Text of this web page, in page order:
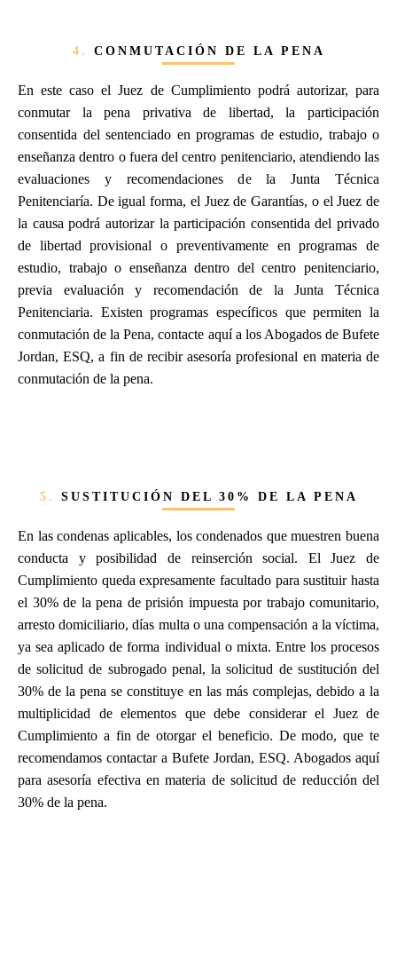
4. CONMUTACIÓN DE LA PENA
En este caso el Juez de Cumplimiento podrá autorizar, para
conmutar la pena privativa de libertad, la participación
consentida del sentenciado en programas de estudio, trabajo o
enseñanza dentro o fuera del centro penitenciario, atendiendo las
evaluaciones y recomendaciones de la Junta Técnica
Penitenciaría. De igual forma, el Juez de Garantías, o el Juez de
la causa podrá autorizar la participación consentida del privado
de libertad provisional o preventivamente en programas de
estudio, trabajo o enseñanza dentro del centro penitenciario,
previa evaluación y recomendación de la Junta Técnica
Penitenciaria. Existen programas específicos que permiten la
conmutación de la Pena, contacte aquí a los Abogados de Bufete
Jordan, ESQ, a fin de recibir asesoría profesional en materia de
conmutación de la pena.
5. SUSTITUCIÓN DEL 30% DE LA PENA
En las condenas aplicables, los condenados que muestren buena
conducta y posibilidad de reinserción social. El Juez de
Cumplimiento queda expresamente facultado para sustituir hasta
el 30% de la pena de prisión impuesta por trabajo comunitario,
arresto domiciliario, días multa o una compensación a la víctima,
ya sea aplicado de forma individual o mixta. Entre los procesos
de solicitud de subrogado penal, la solicitud de sustitución del
30% de la pena se constituye en las más complejas, debido a la
multiplicidad de elementos que debe considerar el Juez de
Cumplimiento a fin de otorgar el beneficio. De modo, que te
recomendamos contactar a Bufete Jordan, ESQ. Abogados aquí
para asesoría efectiva en materia de solicitud de reducción del
30% de la pena.